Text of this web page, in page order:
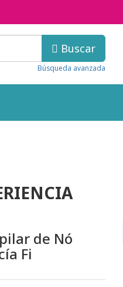
Buscar
Búsqueda avanzada
de Nó
Fi